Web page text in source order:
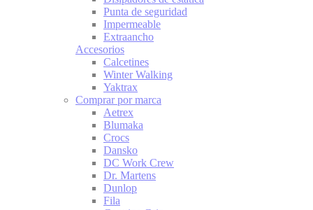
Punta de seguridad
Impermeable
Extraancho
Accesorios
Calcetines
Winter Walking
Yaktrax
Comprar por marca
Aetrex
Blumaka
Crocs
Dansko
DC Work Crew
Dr. Martens
Dunlop
Fila